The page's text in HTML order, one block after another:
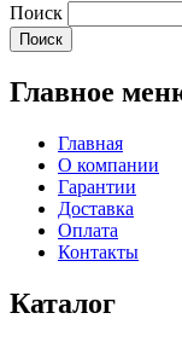
Поиск
Главное
Главная
О компании
Гарантии
Доставка
Оплата
Контакты
Каталог